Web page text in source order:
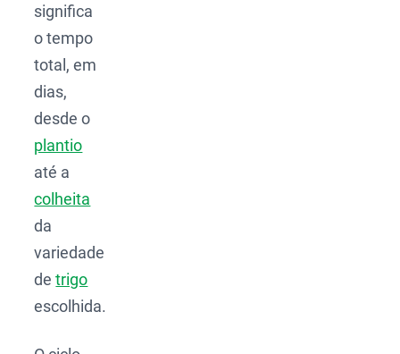
significa
o tempo
total, em
dias,
desde o
plantio
até a
colheita
da
variedade
detrigo
escolhida.